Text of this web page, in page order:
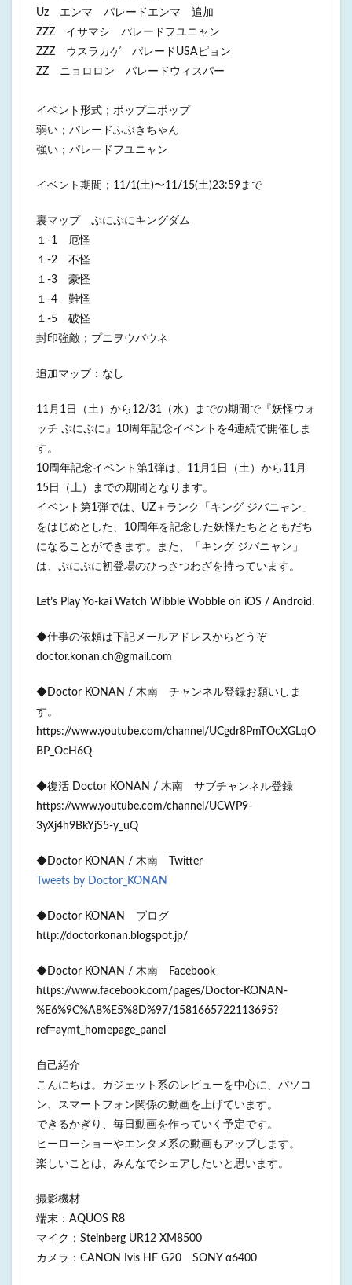
Uz エンマ パレードエンマ 追加
ZZZ イサマシ パレードフユニャン
ZZZ ウスラカゲ パレードUSAピョン
ZZ ニョロロン パレードウィスパー
イベント形式；ポップニポップ
弱い；パレードふぶきちゃん
強い；パレードフユニャン
イベント期間；11/1(土)〜11/15(土)23:59まで
裏マップ ぷにぷにキングダム
１-1 厄怪
１-2 不怪
１-3 豪怪
１-4 難怪
１-5 破怪
封印強敵；プニヲウバウネ
追加マップ：なし
11月1日（土）から12/31（水）までの期間で『妖怪ウォ
ッチ ぷにぷに』10周年記念イベントを4連続で開催しま
す。
10周年記念イベント第1弾は、11月1日（土）から11月
15日（土）までの期間となります。
イベント第1弾では、UZ＋ランク「キング ジバニャン」
をはじめとした、10周年を記念した妖怪たちとともだち
になることができます。また、「キング ジバニャン」
は、ぷにぷに初登場のひっさつわざを持っています。
Let’s Play Yo-kai Watch Wibble Wobble on iOS / Android.
◆仕事の依頼は下記メールアドレスからどうぞ
doctor.konan.ch@gmail.com
◆Doctor KONAN / 木南 チャンネル登録お願いしま
す。
https://www.youtube.com/channel/UCgdr8PmTOcXGLqO
BP_OcH6Q
◆復活 Doctor KONAN / 木南 サブチャンネル登録
https://www.youtube.com/channel/UCWP9-
3yXj4h9BkYjS5-y_uQ
◆Doctor KONAN / 木南 Twitter
Tweets by Doctor_KONAN
◆Doctor KONAN ブログ
http://doctorkonan.blogspot.jp/
◆Doctor KONAN / 木南 Facebook
https://www.facebook.com/pages/Doctor-KONAN-
%E6%9C%A8%E5%8D%97/1581665722113695?
ref=aymt_homepage_panel
自己紹介
こんにちは。ガジェット系のレビューを中心に、パソコ
ン、スマートフォン関係の動画を上げています。
できるかぎり、毎日動画を作っていく予定です。
ヒーローショーやエンタメ系の動画もアップします。
楽しいことは、みんなでシェアしたいと思います。
撮影機材
端末：AQUOS R8
マイク：Steinberg UR12 XM8500
カメラ：CANON Ivis HF G20 SONY α6400